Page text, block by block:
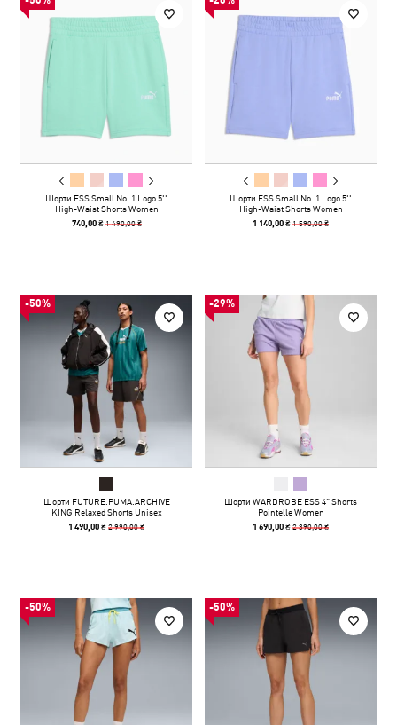
Шорти ESS Small No. 1 Logo 5''
High-Waist Shorts Women
740,00 ₴ 1 490,00 ₴
Шорти ESS Small No. 1 Logo 5''
High-Waist Shorts Women
1 140,00 ₴1 590,00 ₴
-50%
Шорти FUTURE.PUMA.ARCHIVE
KING Relaxed Shorts Unisex
1 490,00 ₴2 990,00 ₴
-29%
Шорти WARDROBE ESS 4" Shorts
Pointelle Women
1 690,00 ₴2 390,00 ₴
-50% -50%